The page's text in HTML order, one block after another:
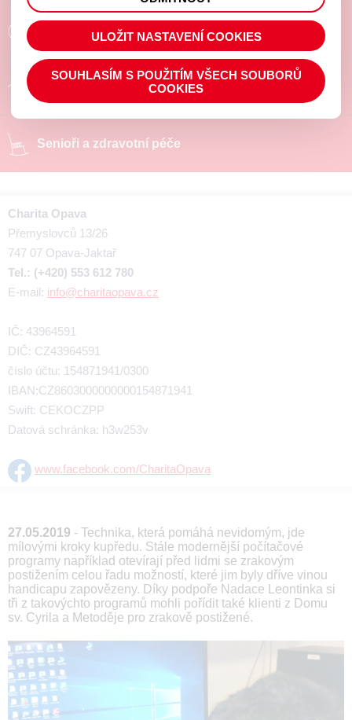
Poradíme a pomůžeme
Chráněné pracoviště
Senioři a zdravotní péče
Charita Opava
Přemyslovců 13/26
747 07 Opava-Jaktař
Tel.: (+420) 553 612 780
E-mail: info@charitaopava.cz
IČ: 43964591
DIČ: CZ43964591
číslo účtu: 154871941/0300
IBAN:CZ8603000000000154871941
Swift: CEKOCZPP
Datová schránka: h3w253v
www.facebook.com/CharitaOpava
27.05.2019 - Technika, která pomáhá nevidomým, jde
mílovými kroky kupředu. Stále modernější počítačové
programy například otevírají před lidmi se zrakovým
postižením celou řadu možností, které jim byly dříve vinou
handicapu zapovězeny. Díky podpoře Nadace Leontinka si
tři z takovýchto programů mohli pořídit také klienti z Domu
sv. Cyrila a Metoděje pro zrakově postižené.
prohlížené zboží apod.
ULOŽIT NASTAVENÍ COOKIES
SOUHLASÍM S POUŽITÍM VŠECH SOUBORŮ
COOKIES